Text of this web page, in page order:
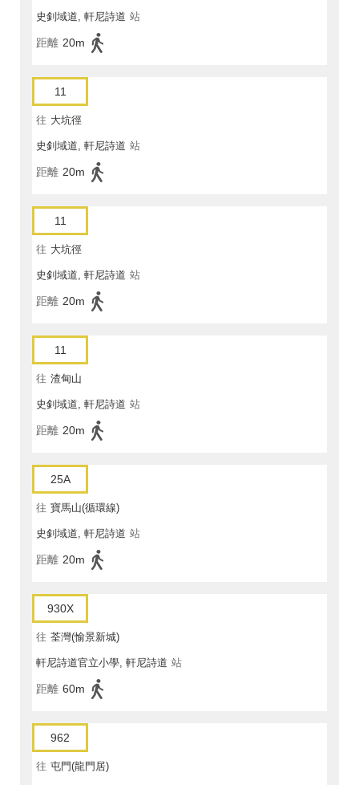
史釗域道, 軒尼詩道 站
距離 20m
11
往 大坑徑
史釗域道, 軒尼詩道 站
距離 20m
11
往 大坑徑
史釗域道, 軒尼詩道 站
距離 20m
11
往 渣甸山
史釗域道, 軒尼詩道 站
距離 20m
25A
往 寶馬山(循環線)
史釗域道, 軒尼詩道 站
距離 20m
930X
往 荃灣(愉景新城)
軒尼詩道官立小學, 軒尼詩道 站
距離 60m
962
往 屯門(龍門居)